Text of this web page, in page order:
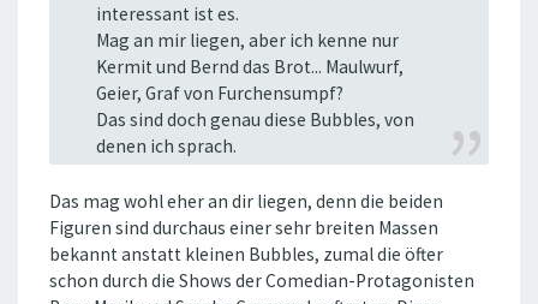
interessant ist es.
Mag an mir liegen, aber ich kenne nur
Kermit und Bernd das Brot... Maulwurf,
Geier, Graf von Furchensumpf?
Das sind doch genau diese Bubbles, von
denen ich sprach.
Das mag wohl eher an dir liegen, denn die beiden
Figuren sind durchaus einer sehr breiten Massen
bekannt anstatt kleinen Bubbles, zumal die öfter
schon durch die Shows der Comedian-Protagonisten